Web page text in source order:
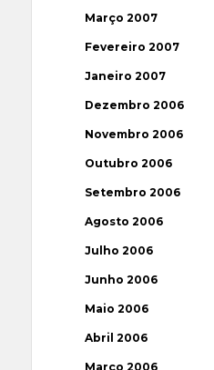
Março 2007
Fevereiro 2007
Janeiro 2007
Dezembro 2006
Novembro 2006
Outubro 2006
Setembro 2006
Agosto 2006
Julho 2006
Junho 2006
Maio 2006
Abril 2006
Março 2006